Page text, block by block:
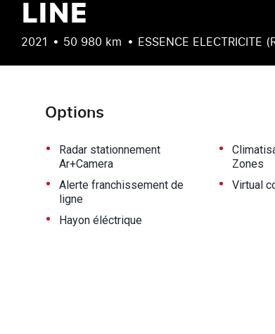
LINE
2021 50 980 km ESSENCE ELECTRICITE
Options
•
Radar stationnement
Ar+Camera
•
Zones
•
Alerte franchissement de
ligne
• Virtual
• Hayon éléctrique